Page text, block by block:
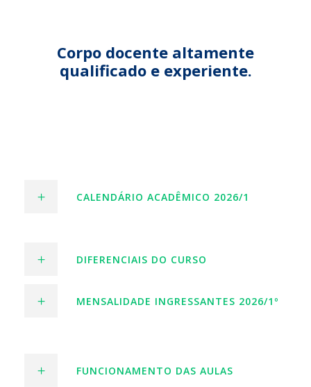
Corpo docente altamente
qualificado e experiente.
CALENDÁRIO ACADÊMICO 2026/1
DIFERENCIAIS DO CURSO
MENSALIDADE INGRESSANTES 2026/1º
FUNCIONAMENTO DAS AULAS